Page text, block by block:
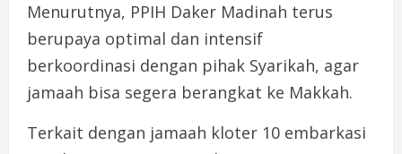
Menurutnya, PPIH Daker Madinah terus
berupaya optimal dan intensif
berkoordinasi dengan pihak Syarikah, agar
jamaah bisa segera berangkat ke Makkah.
Terkait dengan jamaah kloter 10 embarkasi